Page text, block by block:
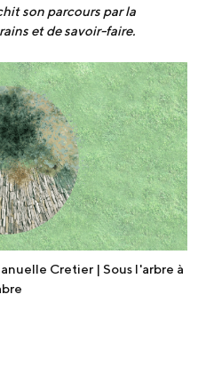
son parcours par la
et de savoir-faire.
Cretier | Sous l'arbre à